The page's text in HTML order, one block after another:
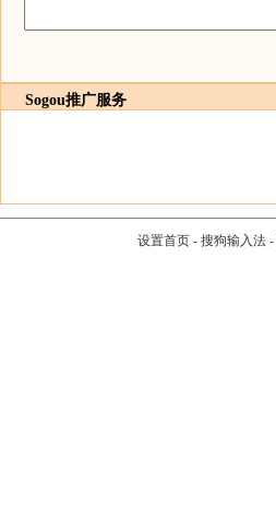
Sogou推广服务
设置首页- 搜狗输入法-